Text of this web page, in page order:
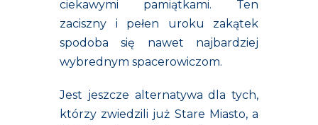
ciekawymi pamiątkami. Ten
zaciszny i pełen uroku zakątek
spodoba się nawet najbardziej
wybrednym spacerowiczom.
Jest jeszcze alternatywa dla tych,
którzy zwiedzili już Stare Miasto, a